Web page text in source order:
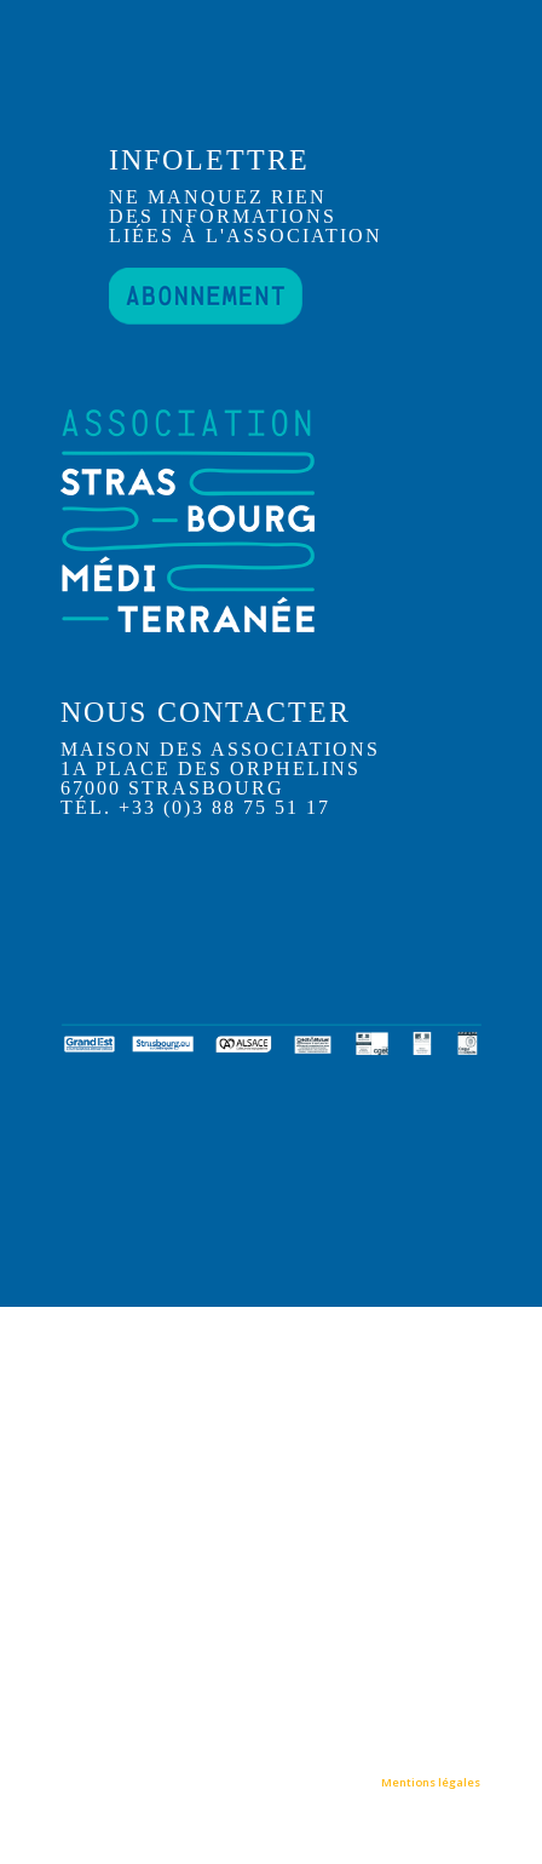
INFOLETTRE
NE MANQUEZ RIEN
DES INFORMATIONS
LIÉES À L'ASSOCIATION
NOUS CONTACTER
MAISON DES ASSOCIATIONS
1A PLACE DES ORPHELINS
67000 STRASBOURG
TÉL. +33 (0)3 88 75 51 17
Mentions légales